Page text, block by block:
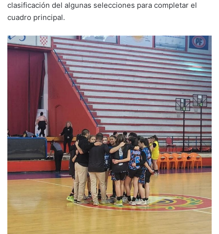
clasificación del algunas selecciones para completar el
cuadro principal.